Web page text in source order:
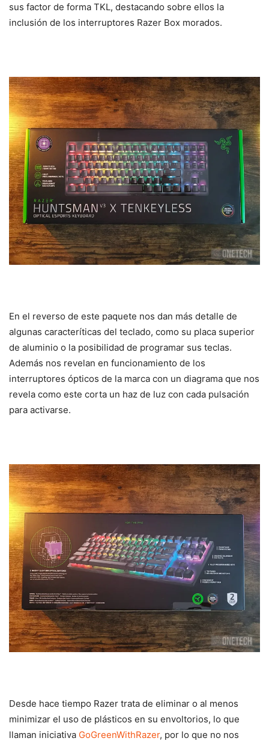
sus factor de forma TKL, destacando sobre ellos la
inclusión de los interruptores Razer Box morados.
En el reverso de este paquete nos dan más detalle de
algunas caracteríticas del teclado, como su placa superior
de aluminio o la posibilidad de programar sus teclas.
Además nos revelan en funcionamiento de los
interruptores ópticos de la marca con un diagrama que nos
revela como este corta un haz de luz con cada pulsación
para activarse.
Desde hace tiempo Razer trata de eliminar o al menos
minimizar el uso de plásticos en su envoltorios, lo que
llaman iniciativa GoGreenWithRazer, por lo que no nos